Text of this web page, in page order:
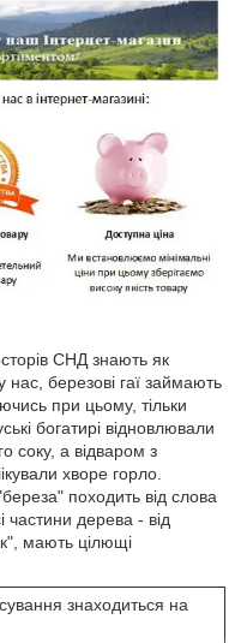
СНД знають як
березові гаї займають
при цьому, тільки
богатирі відновлювали
соку, а відваром з
хворе горло.
походить від слова
частини дерева - від
мають цілющі
знаходиться на